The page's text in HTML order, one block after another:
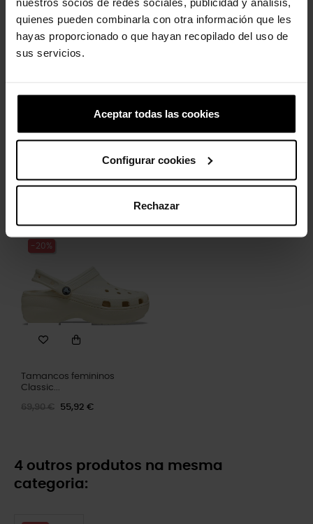
quienes pueden combinarla con otra información que les
hayas proporcionado o que hayan recopilado del uso de
sus servicios.
Aceptar todas las cookies
Configurar cookies
Rechazar
49,90 € 39,92 €
Sandálias plataforma...
-20%
Tamancos femininos
Classic...
69,90 € 55,92 €
4 outros produtos na mesma
categoria: